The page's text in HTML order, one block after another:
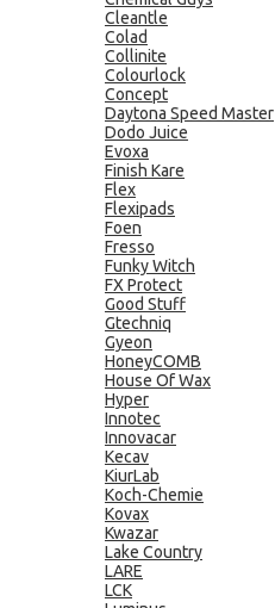
Cleantle
Colad
Collinite
Colourlock
Concept
Daytona Speed Master
Dodo Juice
Evoxa
Finish Kare
Flex
Flexipads
Foen
Fresso
Funky Witch
FX Protect
Good Stuff
Gtechniq
Gyeon
HoneyCOMB
House Of Wax
Hyper
Innotec
Innovacar
Kecav
KiurLab
Koch-Chemie
Kovax
Kwazar
Lake Country
LARE
LCK